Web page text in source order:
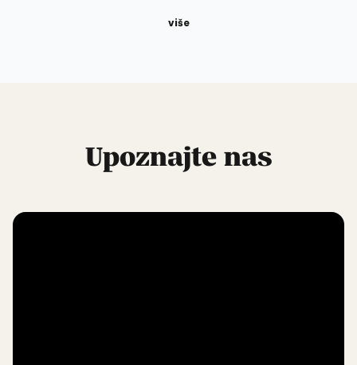
više
Upoznajte nas